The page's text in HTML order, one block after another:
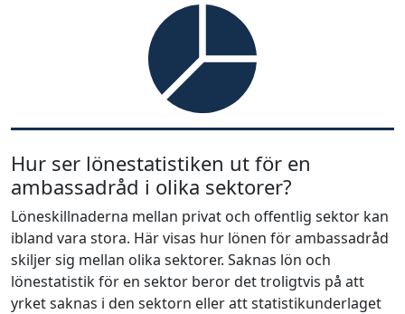
Hur ser lönestatistiken ut för en
ambassadråd i olika sektorer?
Löneskillnaderna mellan privat och offentlig sektor kan
ibland vara stora. Här visas hur lönen för ambassadråd
skiljer sig mellan olika sektorer. Saknas lön och
lönestatistik för en sektor beror det troligtvis på att
yrket saknas i den sektorn eller att statistikunderlaget